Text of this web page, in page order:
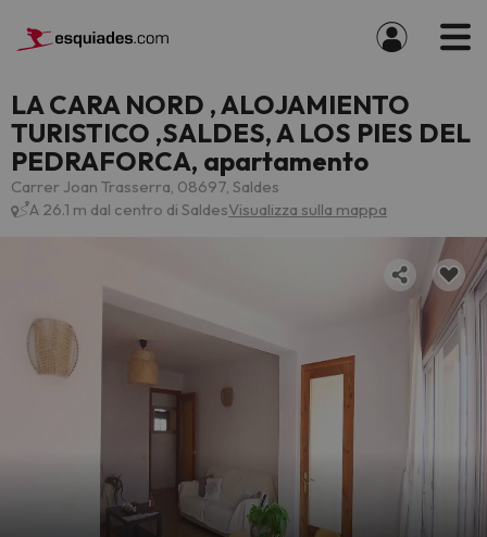
LA CARA NORD , ALOJAMIENTO
TURISTICO ,SALDES, A LOS PIES DEL
PEDRAFORCA, apartamento
Carrer Joan Trasserra, 08697, Saldes
A 26.1 m dal centro di SaldesVisualizza sulla mappa